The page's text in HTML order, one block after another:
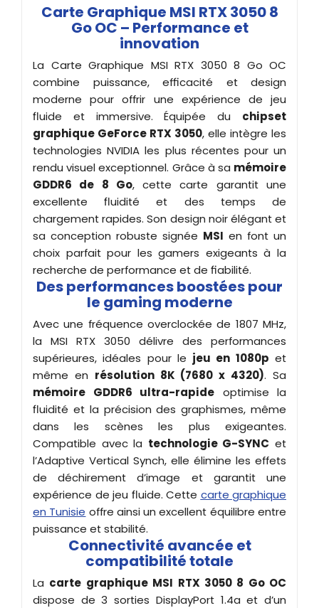
Carte Graphique MSI RTX 3050 8
Go OC – Performance et
innovation
La Carte Graphique MSI RTX 3050 8 Go OC
combine puissance, efficacité et design
moderne pour offrir une expérience de jeu
fluide et immersive. Équipée du chipset
graphique GeForce RTX 3050, elle intègre les
technologies NVIDIA les plus récentes pour un
rendu visuel exceptionnel. Grâce à sa mémoire
GDDR6 de 8 Go, cette carte garantit une
excellente fluidité et des temps de
chargement rapides. Son design noir élégant et
sa conception robuste signée MSI en font un
choix parfait pour les gamers exigeants à la
recherche de performance et de fiabilité.
Des performances boostées pour
le gaming moderne
Avec une fréquence overclockée de 1807 MHz,
la MSI RTX 3050 délivre des performances
supérieures, idéales pour le jeu en 1080p et
même en résolution 8K (7680 x 4320). Sa
mémoire GDDR6 ultra-rapide optimise la
fluidité et la précision des graphismes, même
dans les scènes les plus exigeantes.
Compatible avec la technologie G-SYNC et
l’Adaptive Vertical Synch, elle élimine les effets
de déchirement d’image et garantit une
expérience de jeu fluide. Cette carte graphique
en Tunisie offre ainsi un excellent équilibre entre
puissance et stabilité.
Connectivité avancée et
compatibilité totale
La carte graphique MSI RTX 3050 8 Go OC
dispose de 3 sorties DisplayPort 1.4a et d’un